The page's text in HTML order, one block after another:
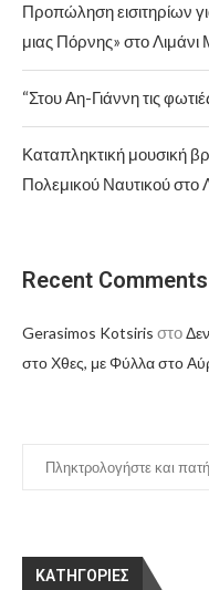
Προπώληση εισιτηρίων
μιας Πόρνης» στο Λιμάνι
“Στου Αη-Γιάννη τις
Καταπληκτική μουσική
Πολεμικού Ναυτικού στο
Recent Comments
Gerasimos Kotsiris στο
στο Χθες, με Φύλλα στο
KΑΤΗΓΟΡΊΕΣ